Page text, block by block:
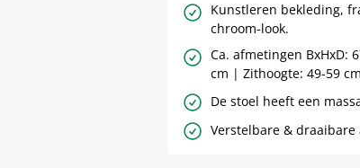
Kunstleren bekleding,
chroom-look.
Ca. afmetingen BxHxD:
cm | Zithoogte: 49-59
De stoel heeft een
Verstelbare &